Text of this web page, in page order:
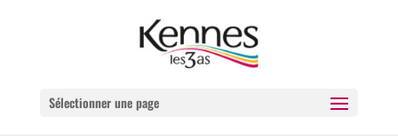
Sélectionner une page